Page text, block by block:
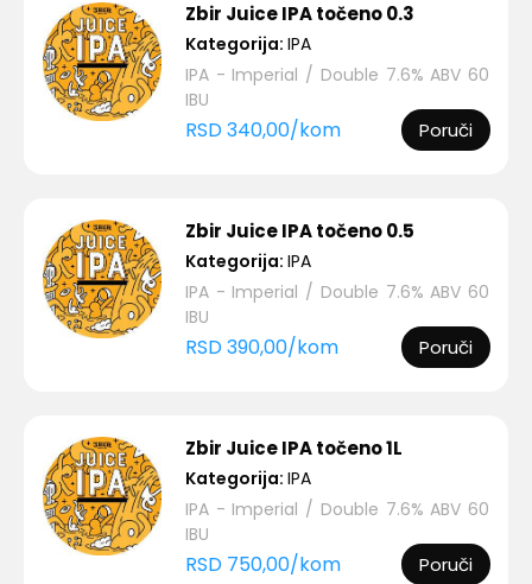
Zbir Juice IPA točeno 0.3
Kategorija: IPA
IPA - Imperial / Double 7.6% ABV 60
IBU
RSD340,00/kom Poruči
Zbir Juice IPA točeno 0.5
Kategorija: IPA
IPA - Imperial / Double 7.6% ABV 60
IBU
RSD390,00/kom Poruči
Zbir Juice IPA točeno 1L
Kategorija: IPA
IPA - Imperial / Double 7.6% ABV 60
IBU
RSD 750,00/kom Poruči